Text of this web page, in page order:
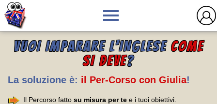
VUOI IMPARARE L'INGLESE COME
SI DEVE?
La soluzione è: il Per-Corso con Giulia!
Il Percorso fatto su misura per te e i tuoi obiettivi.